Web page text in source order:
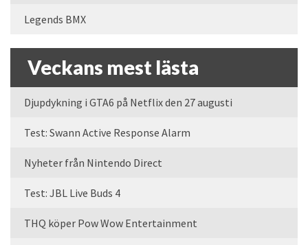
Legends BMX
Veckans mest lästa
Djupdykning i GTA6 på Netflix den 27 augusti
Test: Swann Active Response Alarm
Nyheter från Nintendo Direct
Test: JBL Live Buds 4
THQ köper Pow Wow Entertainment